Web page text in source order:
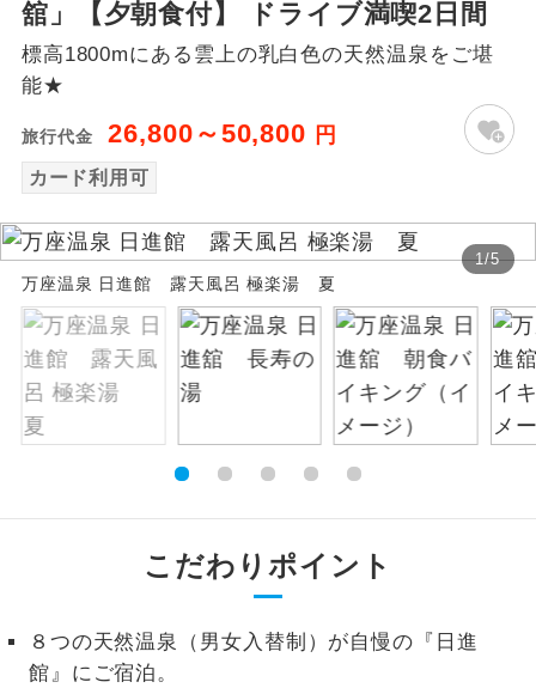
舘」【夕朝食付】 ドライブ満喫2日間
標高1800mにある雲上の乳白色の天然温泉をご堪
能★
旅行代金 26,800～50,800 円
カード利用可
1/5
万座温泉 日進館 露天風呂 極楽湯 夏
こだわりポイント
８つの天然温泉（男女入替制）が自慢の『日進
館』にご宿泊。
バスガイド乗
務
バスガイドが乗務し、車内での観光案内
があります。
世界遺産
絶景 絶景スポットに立ち寄るコースです。
温泉 温泉地にも宿泊するコースです。
露天風呂
ご宿泊ホテルに露天風呂が付いていま
ご宿泊ホテルに大浴場が付いています。
事の心配はいりません。（機内食を除
く）
お部屋食
お部屋にてゆっくりとお召し上がりいた
だけます。